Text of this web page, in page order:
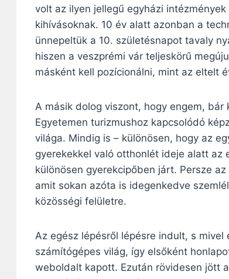
volt az ilyen jellegű egyházi
kihívásoknak. 10 év alatt azonban a
ünnepeltük a 10. születésnapot tavaly
hiszen a veszprémi vár teljeskörű
másként kell pozícionálni, mint az eltelt
A másik dolog viszont, hogy engem,
Egyetemen turizmushoz kapcsolódó
világa. Mindig is – különösen, hogy az
gyerekekkel való otthonlét ideje alatt
különösen gyerekcipőben járt. Persze
amit sokan azóta is idegenkedve
közösségi felületre.
Az egész lépésről lépésre indult, s
számítógépes világ, így elsőként
weboldalt kapott. Ezután rövidesen jött